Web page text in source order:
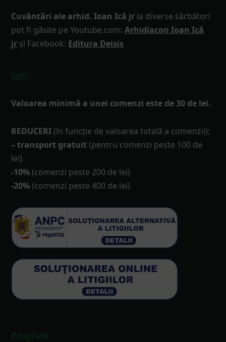
Cuvântări ale arhid. Ioan Ică jr la diverse sărbători
pot fi găsite pe Youtube.com:Arhidiacon Ioan Ică
jr și Facebook: Editura Deisis
Info
Valoarea minimă a unei comenzi este de 30 de lei.
REDUCERI (în funcţie de valoarea totală a comenzii):
– transport gratuit (pentru comenzi peste 100 de
lei)
-10% (comenzi peste 200 de lei)
-20% (comenzi peste 400 de lei)
Program